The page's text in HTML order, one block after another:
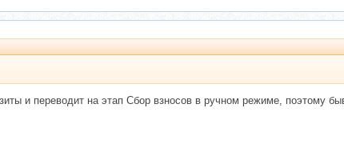
и переводит на этап Сбор взносов в ручном режиме, поэтому